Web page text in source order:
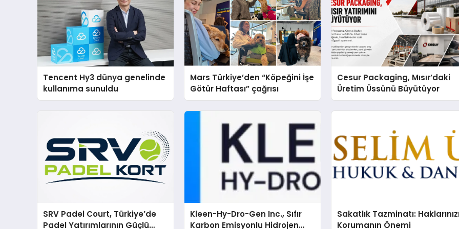
Tencent Hy3 dünya genelinde
kullanıma sunuldu
Mars Türkiye’den “Köpeğini İşe
Götür Haftası” çağrısı
Cesur Packaging, Mısır’daki
Üretim Üssünü Büyütüyor
SRV Padel Court, Türkiye’de
Padel Yatırımlarının Güçlü
Kleen-Hy-Dro-Gen Inc., Sıfır
Karbon Emisyonlu Hidrojen
Sakatlık Tazminatı:
Korumanın Önemi